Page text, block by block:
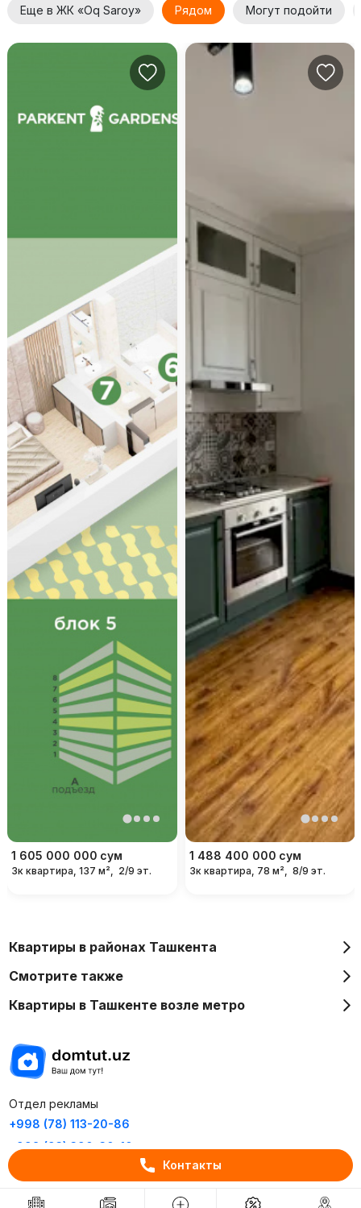
Контакты
Еще в ЖК «Oq Saroy» Рядом Могут подойти
1 605 000 000 сум
3к квартира, 137 м², 2/9 эт.
1 488 400 000 сум
3к квартира, 78 м², 8/9 эт.
Квартиры в районах Ташкента
Смотрите также
Квартиры в Ташкенте возле метро
Отдел рекламы
+998 (78) 113-20-86
+998 (93) 390-30-10
Пн-Пт. С 9:30 до 18:00